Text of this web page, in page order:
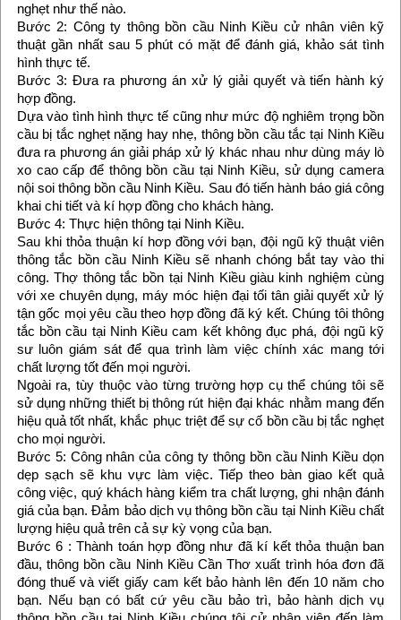
nghẹt như thế nào.
Bước 2: Công ty thông bồn cầu Ninh Kiều cử nhân viên kỹ
thuật gần nhất sau 5 phút có mặt để đánh giá, khảo sát tình
hình thực tế.
Bước 3: Đưa ra phương án xử lý giải quyết và tiến hành ký
hợp đồng.
Dựa vào tình hình thực tế cũng như mức độ nghiêm trọng bồn
cầu bị tắc nghẹt nặng hay nhẹ, thông bồn cầu tắc tại Ninh Kiều
đưa ra phương án giải pháp xử lý khác nhau như dùng máy lò
xo cao cấp để thông bồn cầu tại Ninh Kiều, sử dụng camera
nội soi thông bồn cầu Ninh Kiều. Sau đó tiến hành báo giá công
khai chi tiết và kí hợp đồng cho khách hàng.
Bước 4: Thực hiện thông tại Ninh Kiều.
Sau khi thỏa thuận kí hơp đồng với bạn, đội ngũ kỹ thuật viên
thông tắc bồn cầu Ninh Kiều sẽ nhanh chóng bắt tay vào thi
công. Thợ thông tắc bồn tại Ninh Kiều giàu kinh nghiệm cùng
với xe chuyên dụng, máy móc hiện đại tối tân giải quyết xử lý
tận gốc mọi yêu cầu theo hợp đồng đã ký kết. Chúng tôi thông
tắc bồn cầu tại Ninh Kiều cam kết không đục phá, đội ngũ kỹ
sư luôn giám sát để qua trình làm việc chính xác mang tới
chất lượng tốt đến mọi người.
Ngoài ra, tùy thuộc vào từng trường hợp cụ thể chúng tôi sẽ
sử dụng những thiết bị thông rút hiện đại khác nhằm mang đến
hiệu quả tốt nhất, khắc phục triệt để sự cố bồn cầu bị tắc nghẹt
cho mọi người.
Bước 5: Công nhân của công ty thông bồn cầu Ninh Kiều dọn
dẹp sạch sẽ khu vực làm việc. Tiếp theo bàn giao kết quả
công việc, quý khách hàng kiểm tra chất lượng, ghi nhận đánh
giá của bạn. Đảm bảo dịch vụ thông bồn cầu tại Ninh Kiều chất
lượng hiệu quả trên cả sự kỳ vọng của bạn.
Bước 6 : Thành toán hợp đồng như đã kí kết thỏa thuận ban
đầu, thông bồn cầu Ninh Kiều Cần Thơ xuất trình hóa đơn đã
đóng thuế và viết giấy cam kết bảo hành lên đến 10 năm cho
bạn. Nếu bạn có bất cứ yêu cầu bảo trì, bảo hành dịch vụ